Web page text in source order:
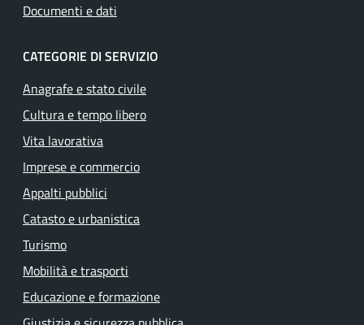
Documenti e dati
CATEGORIE DI SERVIZIO
Anagrafe e stato civile
Cultura e tempo libero
Vita lavorativa
Imprese e commercio
Appalti pubblici
Catasto e urbanistica
Turismo
Mobilità e trasporti
Educazione e formazione